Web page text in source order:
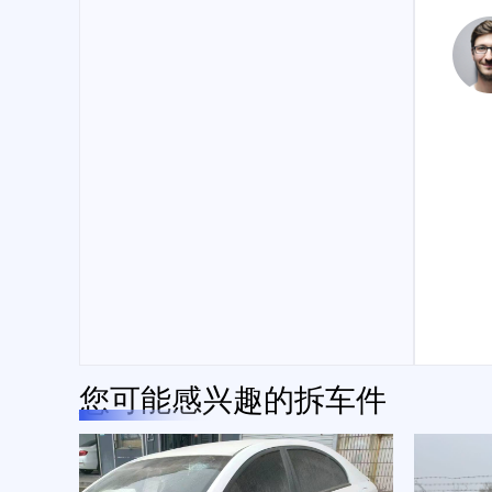
您可能感兴趣的拆车件